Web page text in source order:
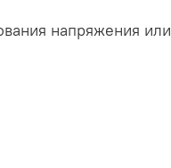
напряжения